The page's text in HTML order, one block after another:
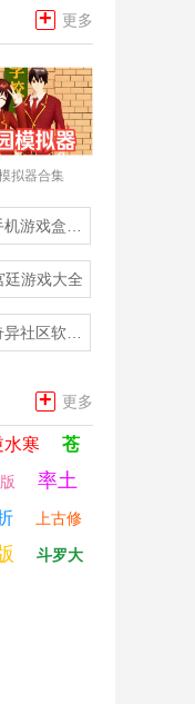
+ 更多
拟器合集
廷游戏大全
+ 更多
水寒
苍
率土
上古修
斗罗大